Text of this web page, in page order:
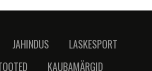
JAHINDUS
LASKESPORT
KAUBAMÄRGID